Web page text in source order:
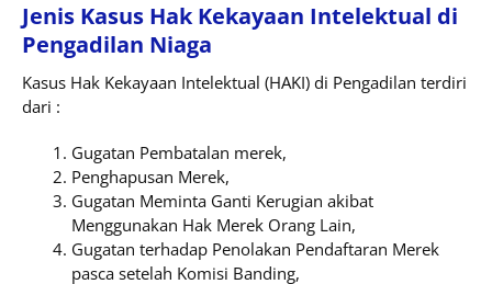
Jenis Kasus Hak Kekayaan Intelektual di
Pengadilan Niaga
Kasus Hak Kekayaan Intelektual (HAKI) di Pengadilan terdiri
dari :
Gugatan Pembatalan merek,
Penghapusan Merek,
Gugatan Meminta Ganti Kerugian akibat
Menggunakan Hak Merek Orang Lain,
Gugatan terhadap Penolakan Pendaftaran Merek
pasca setelah Komisi Banding,